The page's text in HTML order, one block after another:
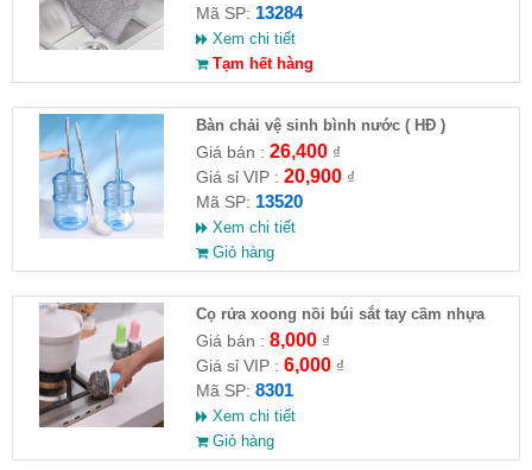
Mã SP: 13284
Xem chi tiết
Tạm hết hàng
Bàn chải vệ sinh bình nước ( HĐ )
Giá bán : 26,400₫
Giá sỉ VIP : 20,900₫
Mã SP: 13520
Xem chi tiết
Giỏ hàng
Cọ rửa xoong nồi búi sắt tay cầm nhựa
Giá bán : 8,000₫
Giá sỉ VIP : 6,000₫
Mã SP: 8301
Xem chi tiết
Giỏ hàng